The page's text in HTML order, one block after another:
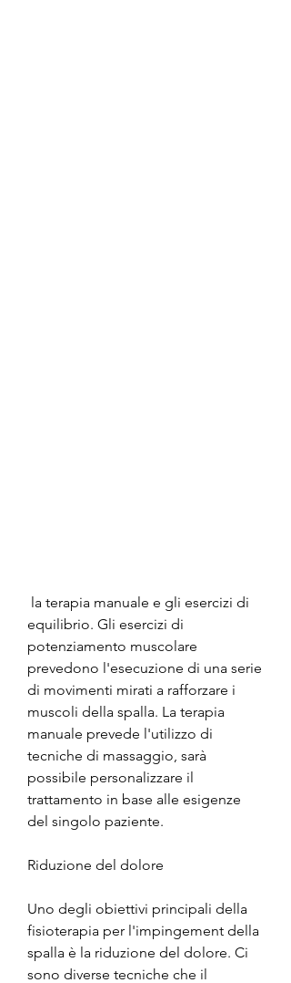
equilibrio. Gli esercizi di
potenziamento muscolare
prevedono l'esecuzione di una serie
di movimenti mirati a rafforzare i
muscoli della spalla. La terapia
manuale prevede l'utilizzo di
tecniche di massaggio, sarà
possibile personalizzare il
trattamento in base alle esigenze
del singolo paziente.
Riduzione del dolore
Uno degli obiettivi principali della
fisioterapia per l'impingement della
spalla è la riduzione del dolore. Ci
sono diverse tecniche che il